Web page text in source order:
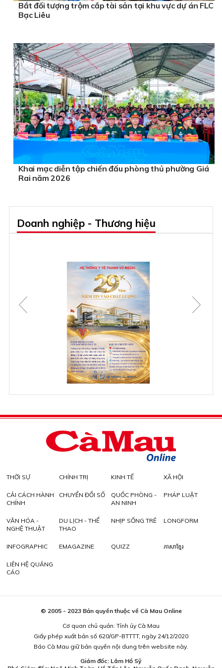
Bắt đối tượng trộm cắp tài sản tại khu vực dự án FLC
Bạc Liêu
Khai mạc diễn tập chiến đấu phòng thủ phường Giá
Rai năm 2026
Doanh nghiệp - Thương hiệu
THỜI SỰ CHÍNH TRỊ KINH TẾ XÃ HỘI
CẢI CÁCH HÀNH
CHÍNH
CHUYỂN ĐỔI SỐ
QUỐC PHÒNG -
AN NINH
PHÁP LUẬT
VĂN HÓA -
NGHỆ THUẬT
DU LỊCH - THỂ
THAO
NHỊP SỐNG TRẺ LONGFORM
INFOGRAPHIC EMAGAZINE QUIZZ ភាសាខ្មែរ
LIÊN HỆ QUẢNG
CÁO
© 2005 - 2023 Bản quyền thuộc về Cà Mau Online
Cơ quan chủ quản: Tỉnh ủy Cà Mau
Giấy phép xuất bản số 620/GP-BTTTT, ngày 24/12/2020
Báo Cà Mau giữ bản quyền nội dung trên website này.
Giám đốc: Lâm Hồ Sỹ